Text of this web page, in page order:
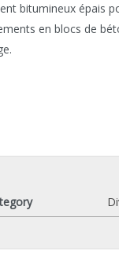
bitumineux épais
en blocs de